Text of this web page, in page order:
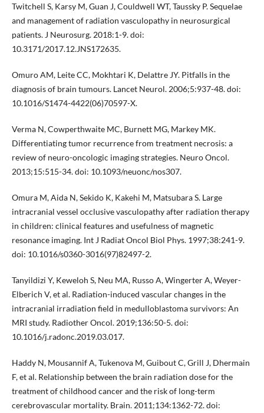
Twitchell S, Karsy M, Guan J, Couldwell WT, Taussky P. Sequelae
and management of radiation vasculopathy in neurosurgical
patients. J Neurosurg. 2018:1-9. doi:
10.3171/2017.12.JNS172635.
Omuro AM, Leite CC, Mokhtari K, Delattre JY. Pitfalls in the
diagnosis of brain tumours. Lancet Neurol. 2006;5:937-48. doi:
10.1016/S1474-4422(06)70597-X.
Verma N, Cowperthwaite MC, Burnett MG, Markey MK.
Differentiating tumor recurrence from treatment necrosis: a
review of neuro-oncologic imaging strategies. Neuro Oncol.
2013;15:515-34. doi: 10.1093/neuonc/nos307.
Omura M, Aida N, Sekido K, Kakehi M, Matsubara S. Large
intracranial vessel occlusive vasculopathy after radiation therapy
in children: clinical features and usefulness of magnetic
resonance imaging. Int J Radiat Oncol Biol Phys. 1997;38:241-9.
doi: 10.1016/s0360-3016(97)82497-2.
Tanyildizi Y, Keweloh S, Neu MA, Russo A, Wingerter A, Weyer-
Elberich V, et al. Radiation-induced vascular changes in the
intracranial irradiation field in medulloblastoma survivors: An
MRI study. Radiother Oncol. 2019;136:50-5. doi:
10.1016/j.radonc.2019.03.017.
Haddy N, Mousannif A, Tukenova M, Guibout C, Grill J, Dhermain
F, et al. Relationship between the brain radiation dose for the
treatment of childhood cancer and the risk of long-term
cerebrovascular mortality. Brain. 2011;134:1362-72. doi: